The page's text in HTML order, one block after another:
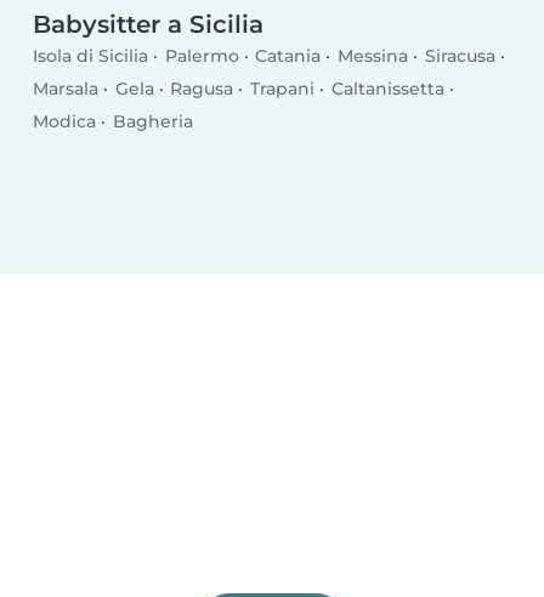
Babysitter a Sicilia
Isola di Sicilia Palermo Catania Messina
Siracusa
Marsala
Gela Ragusa Trapani
Caltanissetta
Modica
Bagheria